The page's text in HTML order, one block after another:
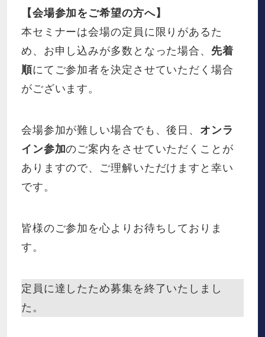
【会場参加をご希望の方へ】
本セミナーは会場の定員に限りがあるた
め、お申し込みが多数となった場合、 先着
順にてご参加者を決定させていただく場合
がございます。
会場参加が難しい場合でも、後日、 オンラ
イン参加のご案内をさせていただくことが
ありますので、ご理解いただけますと幸い
です。
皆様のご参加を心よりお待ちしておりま
す。
定員に達したため募集を終了いたしまし
た。